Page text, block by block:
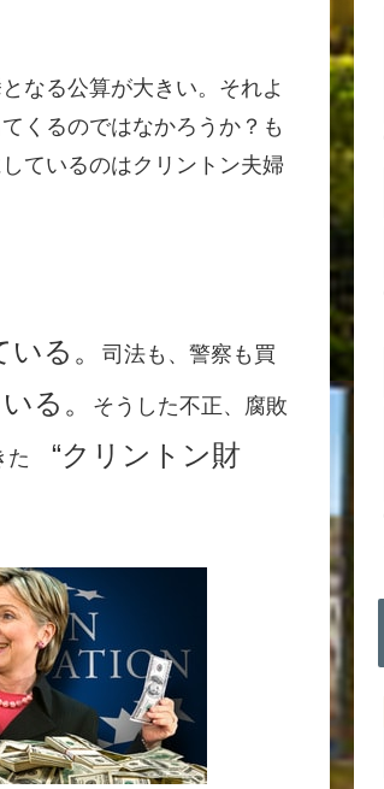
なる公算が大きい。それよ
くるのではなかろうか？も
ているのはクリントン夫婦
る。 司法も、警察も買
る。 そうした不正、腐敗
た “クリントン財